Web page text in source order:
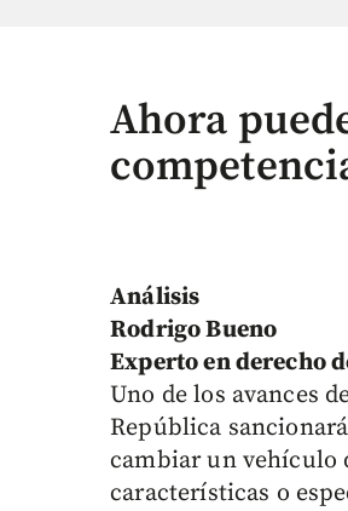
Ahora
Análisis
Rodrigo Bueno
Experto en derecho
Uno de los avances
República
cambiar un vehículo
características o